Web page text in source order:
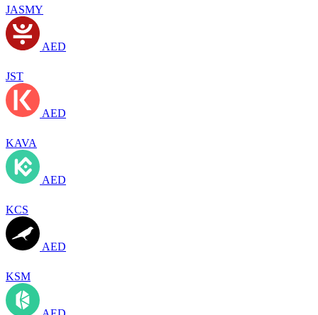
JASMY
AED
JST
AED
KAVA
AED
KCS
AED
KSM